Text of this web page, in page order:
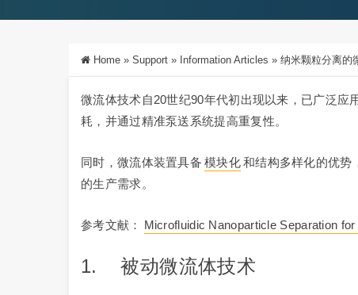
Home » Support » Information Articles » 纳米颗粒分离的
微流体技术自20世纪90年代初出现以来，已广泛
耗，并通过精准泵送系统提高重复性。
同时，微流体装置具备 模块化和结构多样化的优势
的生产需求。
参考文献： Microfluidic Nanoparticle Separation
1. 被动微流体技术